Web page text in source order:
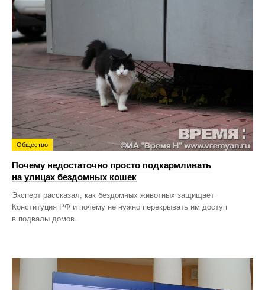
Общество
Почему недостаточно просто подкармливать
на улицах бездомных кошек
Эксперт рассказал, как бездомных животных защищает
Конституция РФ и почему не нужно перекрывать им доступ
в подвалы домов.